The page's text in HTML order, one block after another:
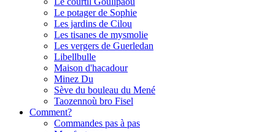
Le potager de Sophie
Les jardins de Cilou
Les tisanes de mysmolie
Les vergers de Guerledan
Libellbulle
Maison d'hacadour
Minez Du
Sève du bouleau du Mené
Taozennoù bro Fisel
Comment?
Commandes pas à pas